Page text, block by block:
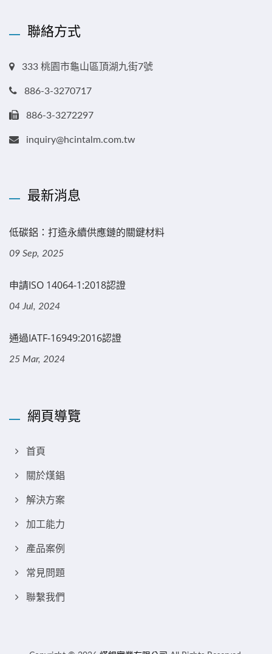
聯絡方式
333 桃園市龜山區頂湖九街7號
886-3-3270717
886-3-3272297
inquiry@hcintalm.com.tw
最新消息
低碳鋁：打造永續供應鏈的關鍵材料
09 Sep, 2025
申請ISO 14064-1:2018認證
04 Jul, 2024
通過IATF-16949:2016認證
25 Mar, 2024
網頁導覽
首頁
關於熯錩
解決方案
加工能力
產品案例
常見問題
聯繫我們